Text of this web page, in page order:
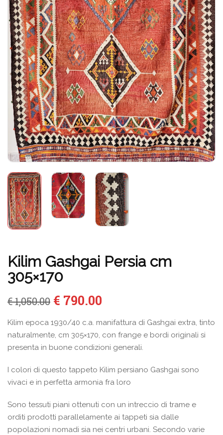
Kilim Gashgai Persia cm
305×170
€1,050.00 Il
originale
era:
€ 1,050.00.
€ 790.00
attuale
è:
€ 790.00.
Kilim epoca 1930/40 c.a. manifattura di Gashgai extra, tinto
naturalmente, cm 305×170, con frange e bordi originali si
presenta in buone condizioni generali.
I colori di questo tappeto Kilim persiano Gashgai sono
vivaci e in perfetta armonia fra loro
Sono tessuti piani ottenuti con un intreccio di trame e
orditi prodotti parallelamente ai tappeti sia dalle
popolazioni nomadi sia nei centri urbani. Secondo varie